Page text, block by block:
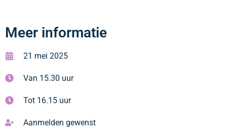
Meer informatie
21 mei 2025
Van 15.30 uur
Tot 16.15 uur
Aanmelden gewenst